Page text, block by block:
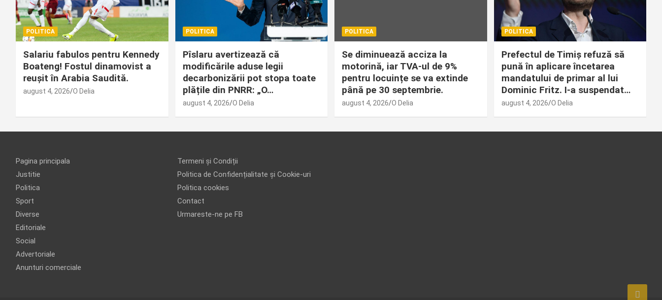
POLITICA
Salariu fabulos pentru Kennedy
Boateng! Fostul dinamovist a
reușit în Arabia Saudită.
august 4, 2026 O Delia
POLITICA
Pîslaru avertizează că
modificările aduse legii
decarbonizării pot stopa toate
plățile din PNRR: „O…
august 4, 2026 O Delia
POLITICA
Se diminuează acciza la
motorină, iar TVA-ul de 9%
pentru locuințe se va extinde
până pe 30 septembrie.
august 4, 2026 O Delia
POLITICA
Prefectul de Timiș refuză să
pună în aplicare încetarea
mandatului de primar al lui
Dominic Fritz. I-a suspendat…
august 4, 2026 O Delia
Pagina principala
Justitie
Politica
Sport
Diverse
Editoriale
Social
Advertoriale
Anunturi comerciale
Termeni și Condiții
Politica de Confidențialitate și Cookie-uri
Politica cookies
Contact
Urmareste-ne pe FB